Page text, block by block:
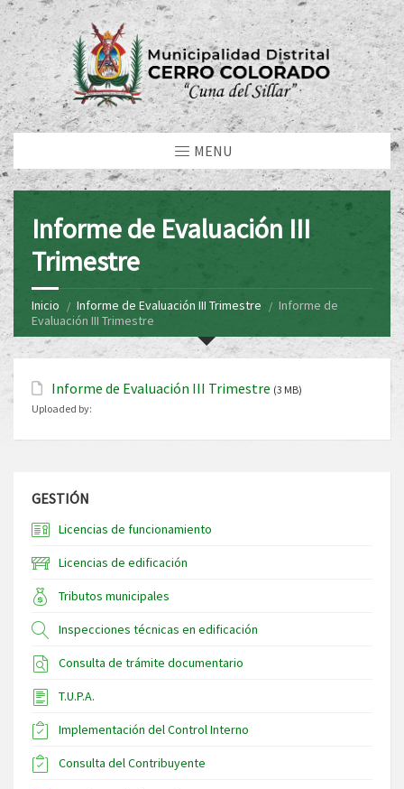
MENU
Informe de Evaluación III
Trimestre
Inicio Informe de Evaluación III Trimestre
Informe de
Evaluación III Trimestre
Informe de Evaluación III Trimestre (3 MB)
Uploaded by:
GESTIÓN
Licencias de funcionamiento
Licencias de edificación
Tributos municipales
Inspecciones técnicas en edificación
Consulta de trámite documentario
T.U.P.A.
Implementación del Control Interno
Consulta del Contribuyente